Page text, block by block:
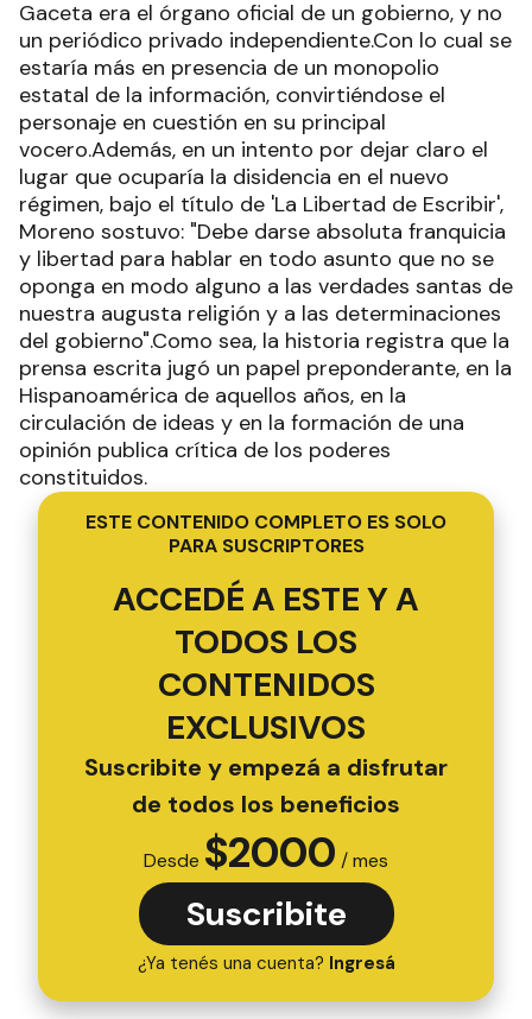
Gaceta era el órgano oficial de un gobierno, y no
un periódico privado independiente.Con lo cual se
estaría más en presencia de un monopolio
estatal de la información, convirtiéndose el
personaje en cuestión en su principal
vocero.Además, en un intento por dejar claro el
lugar que ocuparía la disidencia en el nuevo
régimen, bajo el título de 'La Libertad de Escribir',
Moreno sostuvo: "Debe darse absoluta franquicia
y libertad para hablar en todo asunto que no se
oponga en modo alguno a las verdades santas de
nuestra augusta religión y a las determinaciones
del gobierno".Como sea, la historia registra que la
prensa escrita jugó un papel preponderante, en la
Hispanoamérica de aquellos años, en la
circulación de ideas y en la formación de una
opinión publica crítica de los poderes
constituidos.
ESTE CONTENIDO COMPLETO ES SOLO
PARA SUSCRIPTORES
ACCEDÉ A ESTE Y A
TODOS LOS
CONTENIDOS
EXCLUSIVOS
Suscribite y empezá a disfrutar
de todos los beneficios
Desde $2000 / mes
Suscribite
¿Ya tenés una cuenta? Ingresá